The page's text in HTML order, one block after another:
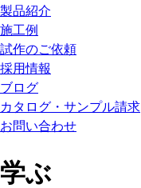
製品紹介
施工例
試作のご依頼
採用情報
ブログ
カタログ・サンプル請求
お問い合わせ
学ぶ